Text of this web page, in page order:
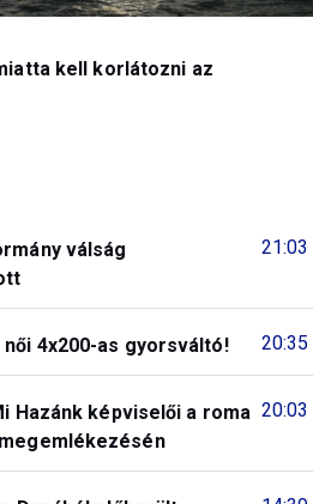
kell korlátozni az
21:03
válság
20:35
4x200-as gyorsváltó!
20:03
Hazánk képviselői a roma